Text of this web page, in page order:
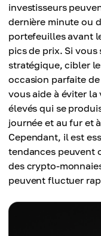
investisseurs
dernière minute ou
portefeuilles avant
pics de prix. Si
stratégique, cibler
occasion parfaite
vous aide à éviter
élevés qui se
journée et au fur et
Cependant, il est
tendances peuvent
des crypto-
peuvent fluctuer